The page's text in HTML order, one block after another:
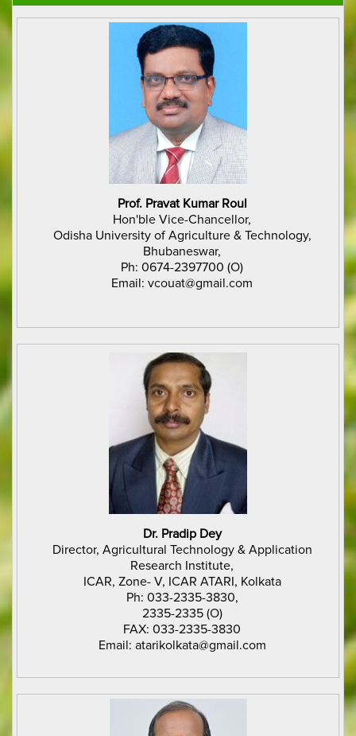
Prof. Pravat Kumar Roul
Hon'ble Vice-Chancellor,
Odisha University of Agriculture & Technology,
Bhubaneswar,
Ph: 0674-2397700 (O)
Email: vcouat@gmail.com
Dr. Pradip Dey
Director, Agricultural Technology & Application
Research Institute,
ICAR, Zone- V, ICAR ATARI, Kolkata
Ph: 033-2335-3830,
2335-2335 (O)
FAX: 033-2335-3830
Email: atarikolkata@gmail.com